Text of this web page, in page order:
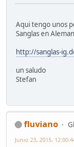
Aqui tengo unos
Sanglas en
http://sanglas-
un saludo
Stefan
fluviano
Junio 23, 2015,